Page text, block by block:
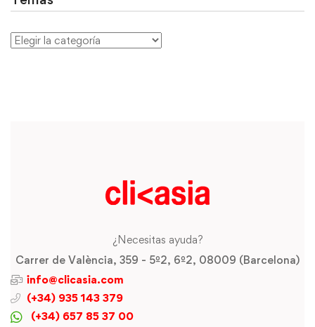
¿Necesitas ayuda?
Carrer de València, 359 - 5º2, 6º2, 08009 (Barcelona)
info@clicasia.com
(+34) 935 143 379
(+34) 657 85 37 00